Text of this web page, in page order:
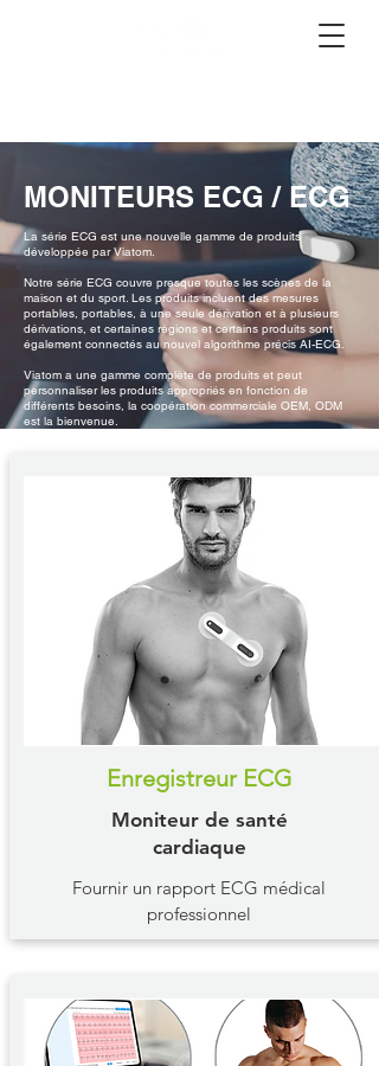
MONITEURS ECG / ECG
La série ECG est une nouvelle gamme de produits
développée par Viatom.
Notre série ECG couvre presque toutes les scènes de la
maison et du sport. Les produits incluent des mesures
portables, portables, à une seule dérivation et à plusieurs
dérivations, et certaines régions et certains produits sont
également connectés au nouvel algorithme précis AI-ECG.
Viatom a une gamme complète de produits et peut
personnaliser les produits appropriés en fonction de
différents besoins, la coopération commerciale OEM, ODM
est la bienvenue.
Enregistreur ECG
Moniteur de santé
cardiaque
Fournir un rapport ECG médical
professionnel